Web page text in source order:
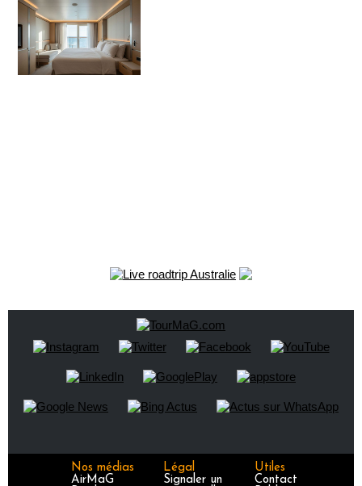
Nos médias
AirMaG
Légal
Signaler un
Utiles
Contact